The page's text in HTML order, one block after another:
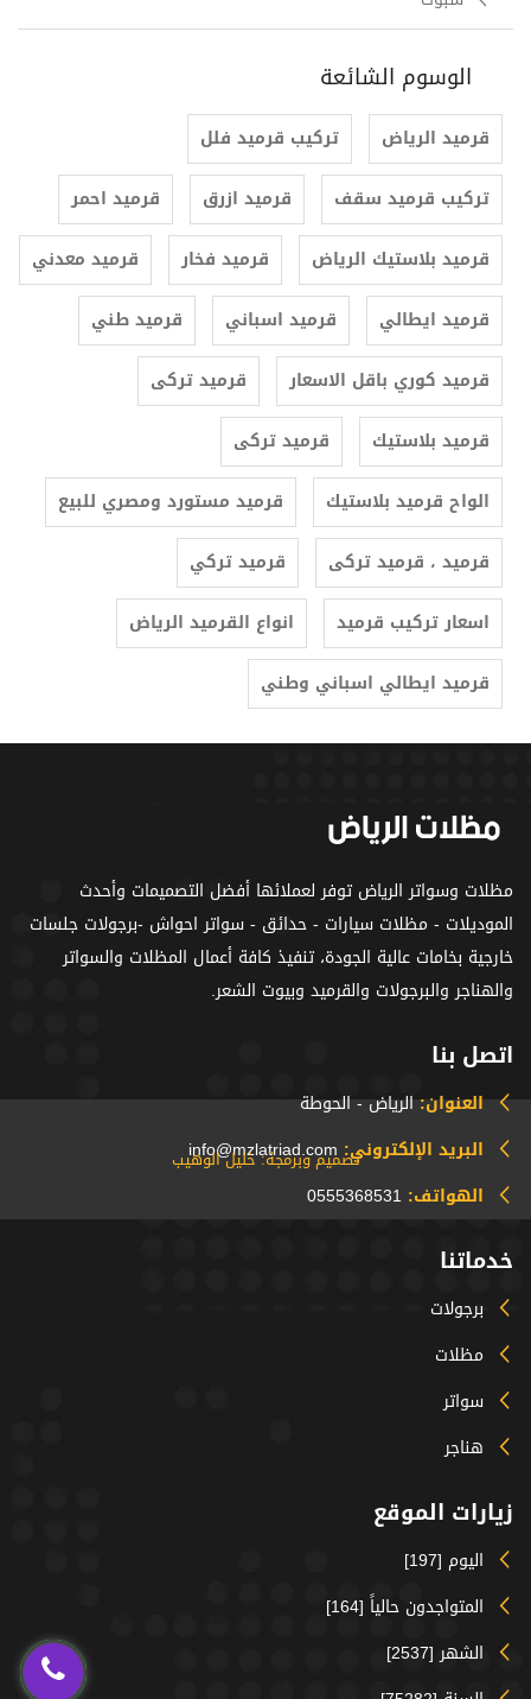
الوسوم الشائعة
قرميد الرياض
تركيب قرميد فلل
تركيب قرميد سقف
قرميد ازرق
قرميد احمر
قرميد بلاستيك الرياض
قرميد فخار
قرميد معدني
قرميد ايطالي
قرميد اسباني
قرميد طني
قرميد كوري باقل الاسعار
قرميد تركى
قرميد بلاستيك
قرميد تركى
الواح قرميد بلاستيك
قرميد مستورد ومصري للبيع
قرميد ، قرميد تركى
قرميد تركي
اسعار تركيب قرميد
انواع القرميد الرياض
قرميد ايطالي اسباني وطني
مظلات وسواتر الرياض توفر لعملائها أفضل التصميمات وأحدث
الموديلات - مظلات سيارات - حدائق - سواتر احواش -برجولات جلسات
خارجية بخامات عالية الجودة، تنفيذ كافة أعمال المظلات والسواتر
والهناجر والبرجولات والقرميد وبيوت الشعر.
اتصل بنا
العنوان:الرياض - الحوطة
البريد الإلكتروني:info@mzlatriad.com
الهواتف: 0555368531
خدماتنا
برجولات
مظلات
سواتر
هناجر
زيارات الموقع
اليوم [197]
المتواجدون حالياً [164]
الشهر [2537]
تصميم وبرمجة: خليل الوهيب